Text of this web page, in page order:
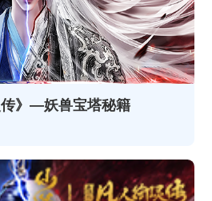
传》—妖兽宝塔秘籍